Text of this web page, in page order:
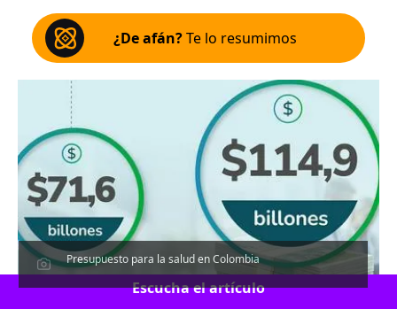
¿De afán?Te lo resumimos
Presupuesto para la salud en Colombia
Escucha el artículo